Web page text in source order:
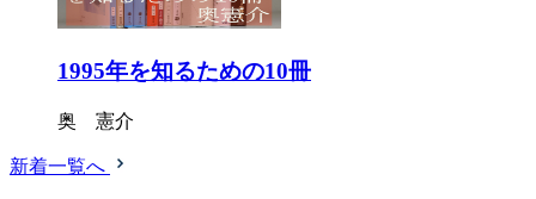
1995年を知るための10冊
奥 憲介
新着一覧へ